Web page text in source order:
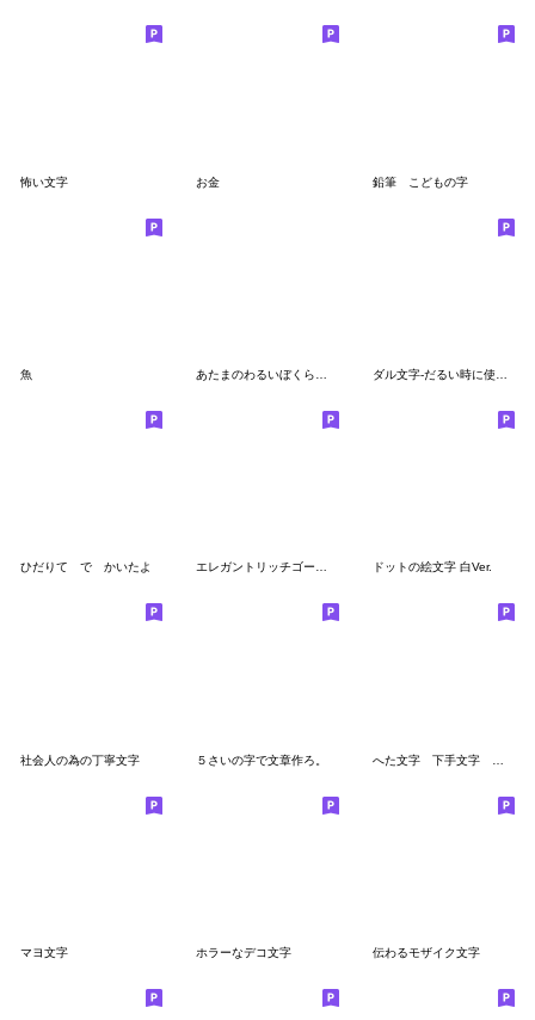
怖い文字 お金 鉛筆 こどもの字
魚 ダル文字‐だるい時に使えるデコ文字
ひだりて で かいたよ エレガントリッチゴールド3D絵文字 ドットの絵文字 白Ver.
社会人の為の丁寧文字 ５さいの字で文章作ろ。
マヨ文字 ホラーなデコ文字 伝わるモザイク文字